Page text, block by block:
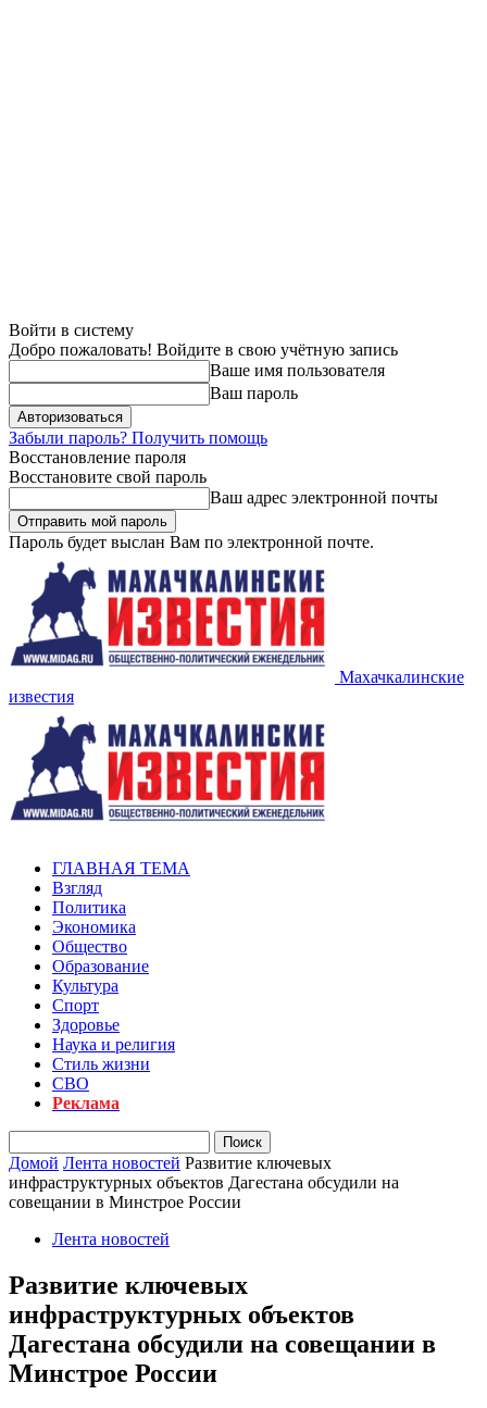
Войти в систему
Добро пожаловать! Войдите в свою учётную запись
Ваше имя пользователя
Ваш пароль
Забыли пароль? Получить помощь
Восстановление пароля
Восстановите свой пароль
Ваш адрес электронной почты
Пароль будет выслан Вам по электронной почте.
Махачкалинские
известия
ГЛАВНАЯ ТЕМА
Взгляд
Политика
Экономика
Общество
Образование
Культура
Спорт
Здоровье
Наука и религия
Стиль жизни
СВО
Реклама
Домой Лента новостей Развитие ключевых
инфраструктурных объектов Дагестана обсудили на
совещании в Минстрое России
Лента новостей
Развитие ключевых
инфраструктурных объектов
Дагестана обсудили на совещании в
Минстрое России